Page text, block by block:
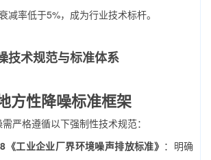
减率低于5%，成为行业技术标杆。
技术规范与标准体系
方性降噪标准框架
严格遵循以下强制性技术规范：
《工业企业厂界环境噪声排放标准》 ：明确